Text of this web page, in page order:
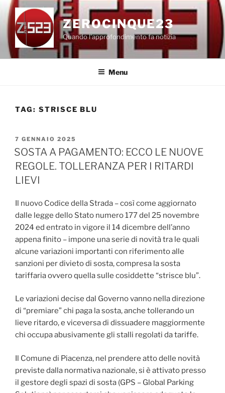
Salta
contenuto
ZEROCINQUE23
Quando l'approfondimento fa notizia
Menu
TAG: STRISCE BLU
PUBBLICATO
IL
7 GENNAIO 2025
SOSTA A PAGAMENTO: ECCO LE NUOVE
REGOLE. TOLLERANZA PER I RITARDI
LIEVI
Il nuovo Codice della Strada – così come aggiornato
dalle legge dello Stato numero 177 del 25 novembre
2024 ed entrato in vigore il 14 dicembre dell’anno
appena finito – impone una serie di novità tra le quali
alcune variazioni importanti con riferimento alle
sanzioni per divieto di sosta, compresa la sosta
tariffaria ovvero quella sulle cosiddette “strisce blu”.
Le variazioni decise dal Governo vanno nella direzione
di “premiare” chi paga la sosta, anche tollerando un
lieve ritardo, e viceversa di dissuadere maggiormente
chi occupa abusivamente gli stalli regolati da tariffe.
Il Comune di Piacenza, nel prendere atto delle novità
previste dalla normativa nazionale, si è attivato presso
il gestore degli spazi di sosta (GPS – Global Parking